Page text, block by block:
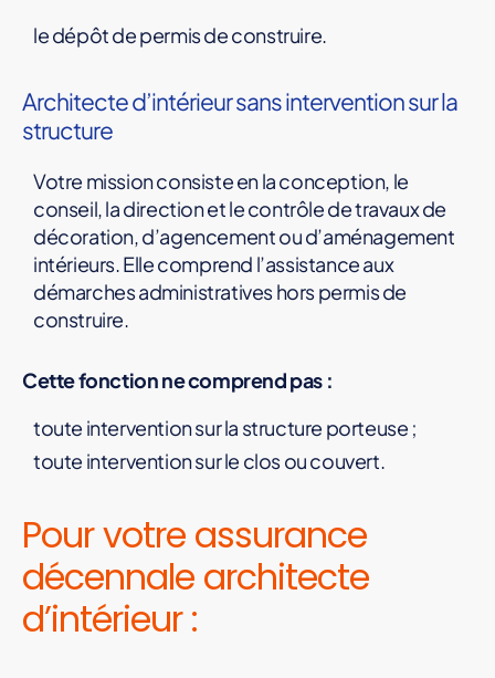
le dépôt de permis de construire.
Architecte d’intérieur sans intervention sur la
structure
Votre mission consiste en la conception, le
conseil, la direction et le contrôle de travaux de
décoration, d’agencement ou d’aménagement
intérieurs. Elle comprend l’assistance aux
démarches administratives hors permis de
construire.
Cette fonction ne comprend pas :
toute intervention sur la structure porteuse ;
toute intervention sur le clos ou couvert.
Pour votre assurance
décennale architecte
d’intérieur :